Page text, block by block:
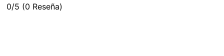
0/5 (0 Reseña)